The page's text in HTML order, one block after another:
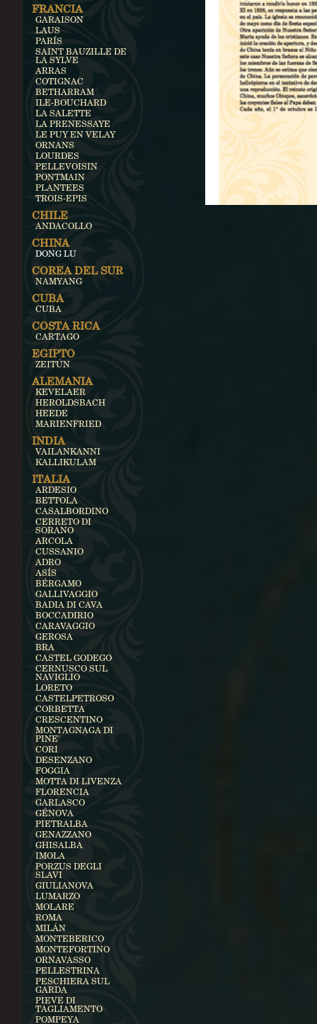
FRANCIA
GARAISON
LAUS
PARÍS
SAINT BAUZILLE DE
LA SYLVE
ARRAS
COTIGNAC
BETHARRAM
ILE-BOUCHARD
LA SALETTE
LA PRENESSAYE
LE PUY EN VELAY
ORNANS
LOURDES
PELLEVOISIN
PONTMAIN
PLANTEES
TROIS-EPIS
CHILE
ANDACOLLO
CHINA
DONG LU
COREA DEL SUR
NAMYANG
CUBA
CUBA
COSTA RICA
CARTAGO
EGIPTO
ZEITÚN
ALEMANIA
KEVELAER
HEROLDSBACH
HEEDE
MARIENFRIED
INDIA
VAILANKANNI
KALLIKULAM
ITALIA
ARDESIO
BETTOLA
CASALBORDINO
CERRETO DI
SORANO
ARCOLA
CUSSANIO
ADRO
ASÍS
BÉRGAMO
GALLIVAGGIO
BADIA DI CAVA
BOCCADIRIO
CARAVAGGIO
GEROSA
BRA
CASTEL GODEGO
CERNUSCO SUL
NAVIGLIO
LORETO
CASTELPETROSO
CORBETTA
CRESCENTINO
MONTAGNAGA DI
PINE'
CORI
DESENZANO
FOGGIA
MOTTA DI LIVENZA
FLORENCIA
GARLASCO
GÉNOVA
PIETRALBA
GENAZZANO
GHISALBA
IMOLA
PORZUS DEGLI
SLAVI
GIULIANOVA
LUMARZO
MOLARE
ROMA
MILÁN
MONTEBERICO
MONTEFORTINO
ORNAVASSO
PELLESTRINA
PESCHIERA SUL
GARDA
PIEVE DI
TAGLIAMENTO
POMPEYA